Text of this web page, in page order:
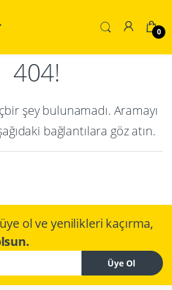
0
404!
şey bulunamadı. Aramayı
bağlantılara göz atın.
ol ve yenilikleri kaçırma,
Üye Ol